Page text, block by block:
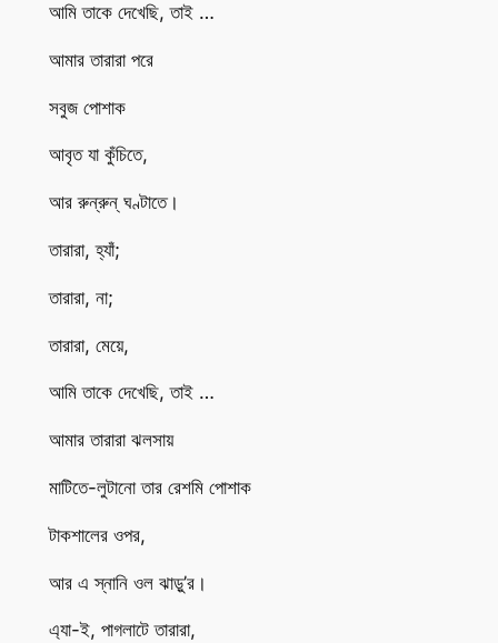
আমি তাকে দেখেছি, তাই …
আমার তারারা পরে
সবুজ পোশাক
আবৃত যা কুঁচিতে,
আর রুন্রুন্ ঘণ্টাতে।
তারারা, হ্যাঁ;
তারারা, না;
তারারা, মেয়ে,
আমি তাকে দেখেছি, তাই …
আমার তারারা ঝলসায়
মাটিতে-লুটানো তার রেশমি পোশাক
টাকশালের ওপর,
আর এ স্নানি ওল ঝাড়ু’র।
এ্যা-ই, পাগলাটে তারারা,